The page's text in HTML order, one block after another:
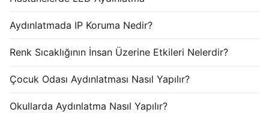
Aydınlatmada IP Koruma Nedir?
Renk Sıcaklığının İnsan Üzerine Etkileri Nelerdir?
Çocuk Odası Aydınlatması Nasıl Yapılır?
Okullarda Aydınlatma Nasıl Yapılır?